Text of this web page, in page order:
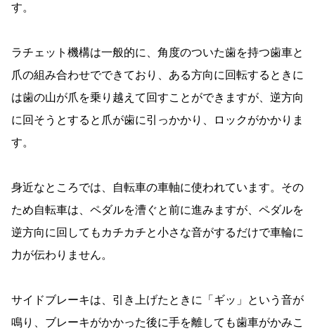
す。
ラチェット機構は一般的に、角度のついた歯を持つ歯車と
爪の組み合わせでできており、ある方向に回転するときに
は歯の山が爪を乗り越えて回すことができますが、逆方向
に回そうとすると爪が歯に引っかかり、ロックがかかりま
す。
身近なところでは、自転車の車軸に使われています。その
ため自転車は、ペダルを漕ぐと前に進みますが、ペダルを
逆方向に回してもカチカチと小さな音がするだけで車輪に
力が伝わりません。
サイドブレーキは、引き上げたときに「ギッ」という音が
鳴り、ブレーキがかかった後に手を離しても歯車がかみこ